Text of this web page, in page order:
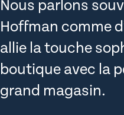
Nous parlons
Hoffman comme
allie la touche
boutique avec la
grand magasin.